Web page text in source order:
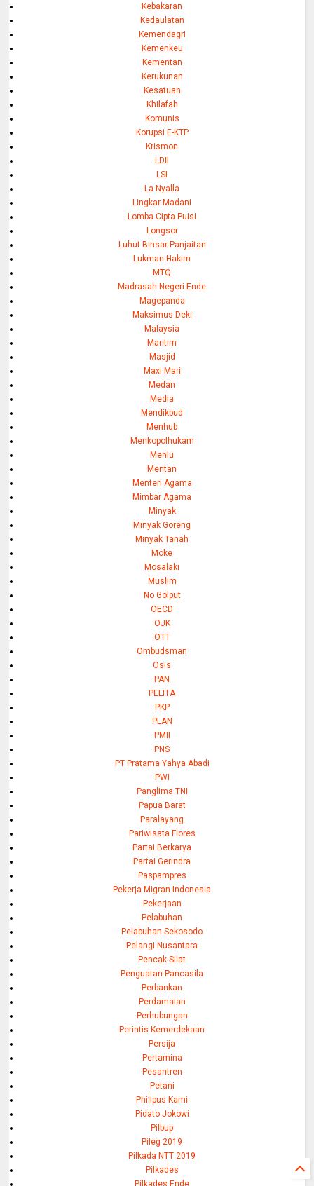
Kebakaran
Kedaulatan
Kemendagri
Kemenkeu
Kementan
Kerukunan
Kesatuan
Khilafah
Komunis
Korupsi E-KTP
Krismon
LDII
LSI
La Nyalla
Lingkar Madani
Lomba Cipta Puisi
Longsor
Luhut Binsar Panjaitan
Lukman Hakim
MTQ
Madrasah Negeri Ende
Magepanda
Maksimus Deki
Malaysia
Maritim
Masjid
Maxi Mari
Medan
Media
Mendikbud
Menhub
Menkopolhukam
Menlu
Mentan
Menteri Agama
Mimbar Agama
Minyak
Minyak Goreng
Minyak Tanah
Moke
Mosalaki
Muslim
No Golput
OECD
OJK
OTT
Ombudsman
Osis
PAN
PELITA
PKP
PLAN
PMII
PNS
PT Pratama Yahya Abadi
PWI
Panglima TNI
Papua Barat
Paralayang
Pariwisata Flores
Partai Berkarya
Partai Gerindra
Paspampres
Pekerja Migran Indonesia
Pekerjaan
Pelabuhan
Pelabuhan Sekosodo
Pelangi Nusantara
Pencak Silat
Penguatan Pancasila
Perbankan
Perdamaian
Perhubungan
Perintis Kemerdekaan
Persija
Pertamina
Pesantren
Petani
Philipus Kami
Pidato Jokowi
Pilbup
Pileg 2019
Pilkada NTT 2019
Pilkades
Pilkades Ende